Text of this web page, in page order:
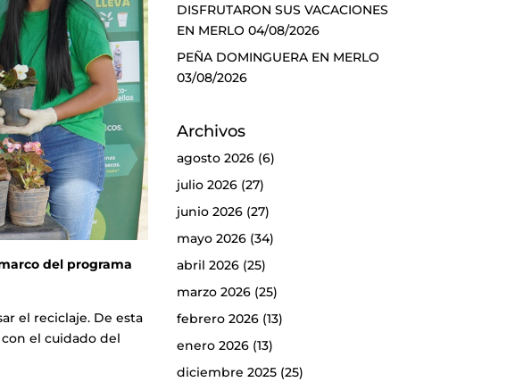
del programa
el reciclaje. De esta
el cuidado del
DISFRUTARON SUS VACACIONES
EN MERLO 04/08/2026
PEÑA DOMINGUERA EN MERLO
03/08/2026
Archivos
agosto 2026(6)
julio 2026(27)
junio 2026(27)
mayo 2026(34)
abril 2026(25)
marzo 2026(25)
febrero 2026(13)
enero 2026(13)
diciembre 2025(25)